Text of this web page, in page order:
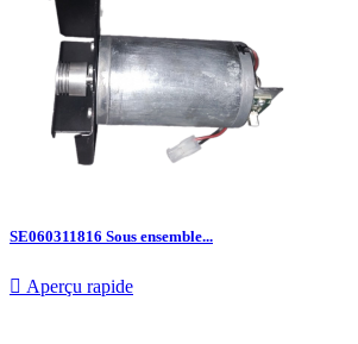
SE060311816 Sous ensemble...
 Aperçu rapide